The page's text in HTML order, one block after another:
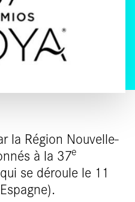
la Région Nouvelle-
à la 37e
se déroule le 11